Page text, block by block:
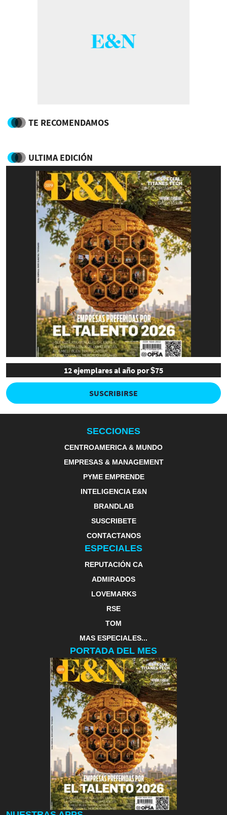
TE RECOMENDAMOS
ULTIMA EDICIÓN
12 ejemplares al año por $75
SUSCRIBIRSE
SECCIONES
CENTROAMERICA & MUNDO
EMPRESAS & MANAGEMENT
PYME EMPRENDE
INTELIGENCIA E&N
BRANDLAB
SUSCRIBETE
CONTACTANOS
ESPECIALES
REPUTACIÓN CA
ADMIRADOS
LOVEMARKS
RSE
TOM
MAS ESPECIALES...
PORTADA DEL MES